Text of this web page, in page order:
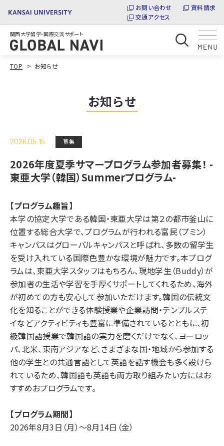
お問い合わせ
資料請求
交通アクセス
関西大学留学・国際交流サポート
TOP お知らせ
お知らせ
2026.05.15 募集
2026年度夏季サマープログラム参加者募集！ -
東亜大学（韓国）Summerプログラム-
【プログラム趣旨】
本学の協定大学である韓国・東亜大学は第２の都市釜山に
位置する総合大学で、プログラムが行われる富民（プミン）
キャンパスはグローバルキャンパスと呼ばれ、多数の留学生
を受け入れている国際色豊かな環境が魅力です。本プログ
ラムは、東亜大学スタッフはもちろん、現地学生（Buddy）が
参加者の生活や学習を手厚くサポートしてくれるため、海外
が初めての方も安心して参加いただけます。韓国の伝統文
化を知ることができる体験授業や企業訪問・テンプルステ
イなどアクティビティも豊富に準備されているとともに、初
級韓国語授業で韓国語の実力を磨くだけでなく、ヨーロッ
パ、北米、東南アジアなど、さまざまな国・地域から参加する
他の学生との共通言語として英語を話す機会も多く設けら
れているため、韓国語も英語も両方取り組みたい方にはお
すすめおプログラムです。
【プログラム期間】
2026年8月3日（月）～8月14日（金）